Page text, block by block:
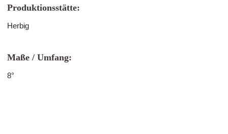
Produktionsstätte:
Herbig
Maße / Umfang:
8°